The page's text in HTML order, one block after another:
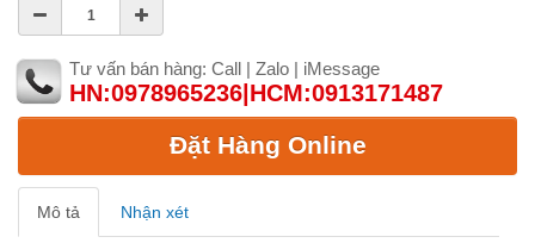
Tư vấn bán hàng: Call | Zalo | iMessage
HN:0978965236|HCM:0913171487
Đặt Hàng Online
Mô tả Nhận xét